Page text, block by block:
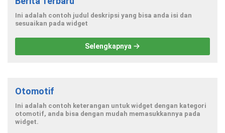
Ini adalah contoh judul deskripsi yang bisa anda isi dan
sesuaikan pada widget
Selengkapnya
Otomotif
Ini adalah contoh keterangan untuk widget dengan kategori
otomotif, anda bisa dengan mudah memasukkannya pada
widget.